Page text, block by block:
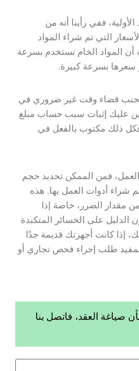
ففي رأينا أنه من
التي تم شراء المواد
أن المواد الخام تستخدم بسرعة
سعرها بسرعة كبيرة.
قضاء وقت غير ضروري في
عليك إثبات سبب حساب مبلغ
ذلك مكتوب بالفعل في
العمل، فمن الممكن تحديد حجم
شراء أدوات العمل بها. هذه
مقدار الضرر، خاصة إذا
الدليل على الخسائر المتكبدة
إذا كانت أجهزتك قديمة جدًا
طلب إجراء فحص تجاري أو
صياغة العقد، فاتصل بنا